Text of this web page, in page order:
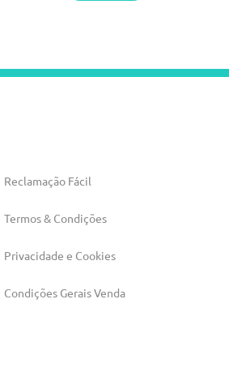
Reclamação Fácil
Termos & Condições
Privacidade e Cookies
Condições Gerais Venda